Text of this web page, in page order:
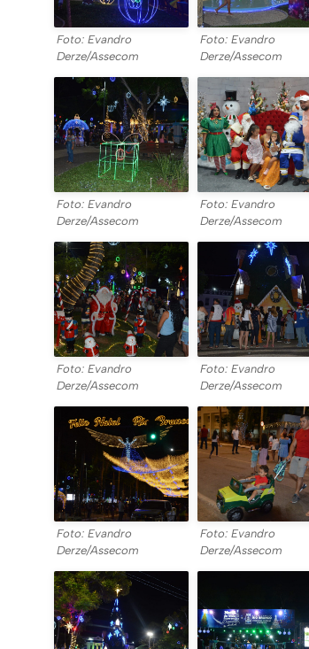
Foto: Evandro
Derze/Assecom
Foto: Evandro
Derze/Assecom
Foto: Evandro
Derze/Assecom
Foto: Evandro
Derze/Assecom
Foto: Evandro
Derze/Assecom
Foto: Evandro
Derze/Assecom
Foto: Evandro
Derze/Assecom
Foto: Evandro
Derze/Assecom